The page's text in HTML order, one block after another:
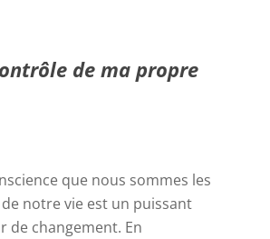
de ma propre
que nous sommes les
notre vie est un puissant
de changement. En